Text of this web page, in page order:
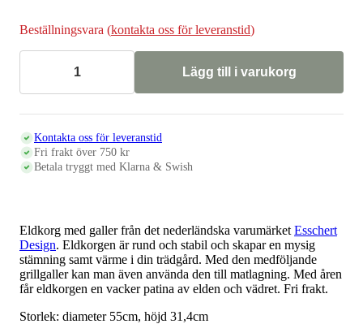
Beställningsvara (kontakta oss för leveranstid)
med
Lägg till i varukorg
Kontakta oss för leveranstid
Fri frakt över 750 kr
Betala tryggt med Klarna & Swish
Eldkorg med galler från det nederländska varumärket Esschert
Design. Eldkorgen är rund och stabil och skapar en mysig
stämning samt värme i din trädgård. Med den medföljande
grillgaller kan man även använda den till matlagning. Med åren
får eldkorgen en vacker patina av elden och vädret. Fri frakt.
Storlek: diameter 55cm, höjd 31,4cm